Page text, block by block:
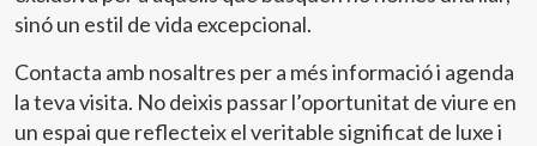
sinó un estil de vida excepcional.
Contacta amb nosaltres per a més informació i agenda
la teva visita. No deixis passar l’oportunitat de viure en
un espai que reflecteix el veritable significat de luxe i